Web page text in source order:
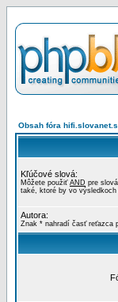
Obsah fóra
Kľúčové slová:
Môžete použiť AND pre
také, ktoré by vo
Autora:
Znak * nahradí časť reťazca